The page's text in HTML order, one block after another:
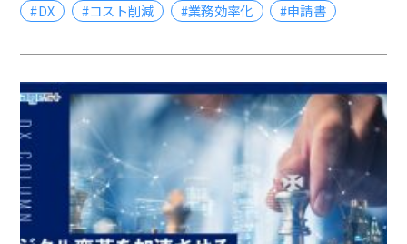
#DX #コスト削減 #業務効率化 #申請書